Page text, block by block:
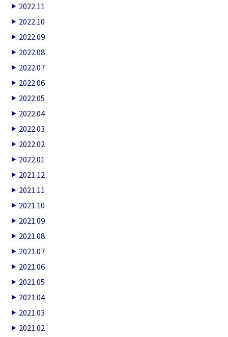
2022.11
2022.10
2022.09
2022.08
2022.07
2022.06
2022.05
2022.04
2022.03
2022.02
2022.01
2021.12
2021.11
2021.10
2021.09
2021.08
2021.07
2021.06
2021.05
2021.04
2021.03
2021.02